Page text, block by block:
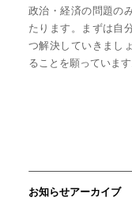
政治・経済の問題の
たります。まずは自
つ解決していきまし
ることを願っています
お知らせアーカイブ